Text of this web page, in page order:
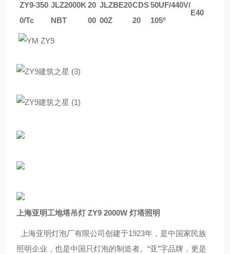
ZY9-350
0/Tc
JLZ2000K
NBT
20
00
JLZBE20
00Z
CDS
20
50UF/440V/
105º
E40
上海亚明工地塔吊灯 ZY9 2000W 灯塔照明
上海亚明灯泡厂有限公司创建于1923年，是中国家民族
照明企业，也是中国只灯泡的制造者。 “亚”字品牌，更是